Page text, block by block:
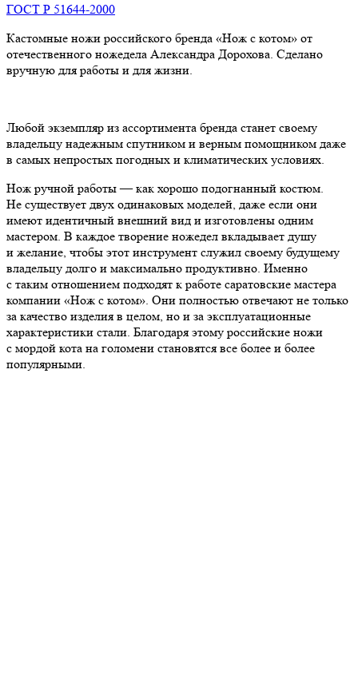
ГОСТ Р 51644-2000
Кастомные ножи российского бренда «Нож с котом» от
отечественного ножедела Александра Дорохова. Сделано
вручную для работы и для жизни.
Любой экземпляр из ассортимента бренда станет своему
владельцу надежным спутником и верным помощником даже
в самых непростых погодных и климатических условиях.
Нож ручной работы — как хорошо подогнанный костюм.
Не существует двух одинаковых моделей, даже если они
имеют идентичный внешний вид и изготовлены одним
мастером. В каждое творение ножедел вкладывает душу
и желание, чтобы этот инструмент служил своему будущему
владельцу долго и максимально продуктивно. Именно
с таким отношением подходят к работе саратовские мастера
компании «Нож с котом». Они полностью отвечают не только
за качество изделия в целом, но и за эксплуатационные
характеристики стали. Благодаря этому российские ножи
с мордой кота на голомени становятся все более и более
популярными.